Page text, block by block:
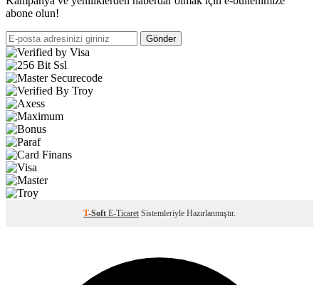
abone olun!
Gönder
T-Soft E-Ticaret Sistemleriyle Hazırlanmıştır.